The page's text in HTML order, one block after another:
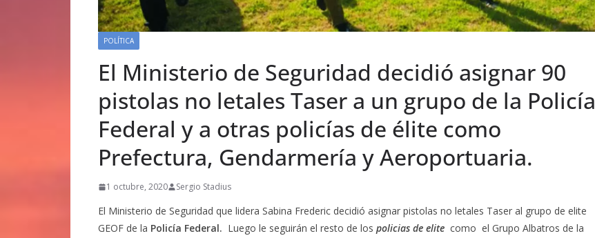
POLÍTICA
El Ministerio de Seguridad decidió asignar 90
pistolas no letales Taser a un grupo de la Policía
Federal y a otras policías de élite como
Prefectura, Gendarmería y Aeroportuaria.
1 octubre, 2020 Sergio Stadius
El Ministerio de Seguridad que lidera Sabina Frederic decidió asignar pistolas no letales Taser al grupo de elite
GEOF de la Policía Federal. Luego le seguirán el resto de los policias de elite como el Grupo Albatros de la